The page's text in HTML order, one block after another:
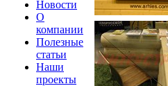
Новости
О
компании
Полезные
статьи
Наши
проекты